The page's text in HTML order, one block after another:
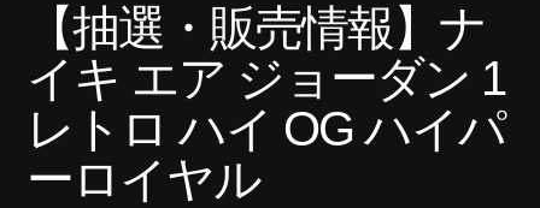
【抽選・販売情報】ナ
イキ エア ジョーダン 1
レトロ ハイ OG ハイパ
ーロイヤル